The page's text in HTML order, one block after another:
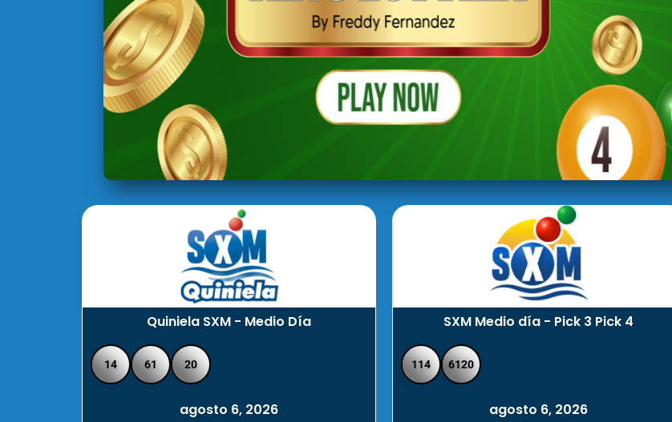
Quiniela SXM - Medio Día SXM Medio día - Pick 3 Pick 4
14 61 20
agosto 6, 2026
114 6120
agosto 6, 2026